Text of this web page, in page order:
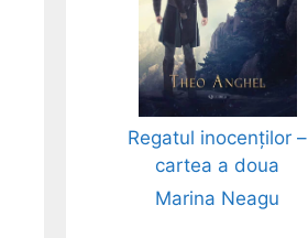
Regatul inocenților –
cartea a doua
Marina Neagu